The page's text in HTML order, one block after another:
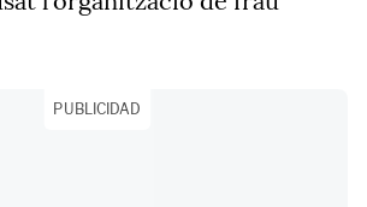
PUBLICIDAD